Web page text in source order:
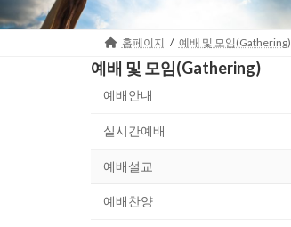
홈페이지 예배 및 모임(Gathering)
예배 및 모임(Gathering)
예배안내
실시간예배
예배설교
예배찬양